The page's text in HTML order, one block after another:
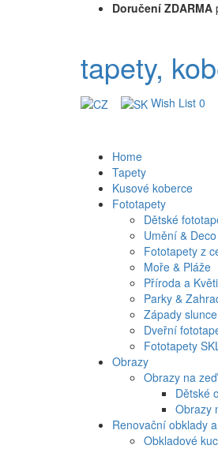
Doručení ZDARMA
tapety,
Wish List 0
Home
Tapety
Kusové koberce
Fototapety
Dětské
Umění & Deco
Fototapety z
Moře & Pláže
Příroda a
Parky &
Západy slunce
Dveřní
Fototapety
Obrazy
Obrazy na zeď
Dětské
Obrazy
Renovační obklady
Obkladové